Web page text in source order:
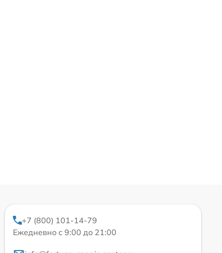
+7 (800) 101-14-79
Ежедневно с 9:00 до 21:00